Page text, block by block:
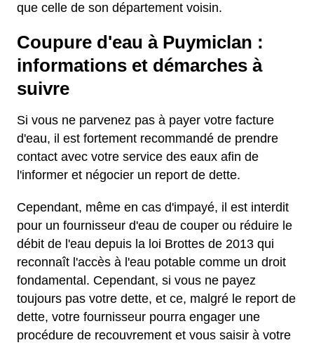
que celle de son département voisin.
Coupure d'eau à Puymiclan :
informations et démarches à
suivre
Si vous ne parvenez pas à payer votre facture
d'eau, il est fortement recommandé de prendre
contact avec votre service des eaux afin de
l'informer et négocier un report de dette.
Cependant, même en cas d'impayé, il est interdit
pour un fournisseur d'eau de couper ou réduire le
débit de l'eau depuis la loi Brottes de 2013 qui
reconnaît l'accès à l'eau potable comme un droit
fondamental. Cependant, si vous ne payez
toujours pas votre dette, et ce, malgré le report de
dette, votre fournisseur pourra engager une
procédure de recouvrement et vous saisir à votre